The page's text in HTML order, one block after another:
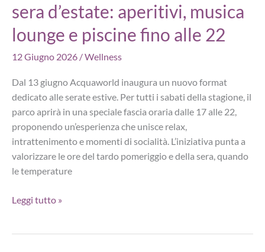
2007:
agevolato
fino
17
luglio
sera d’estate: aperitivi, musica
lounge e piscine fino alle 22
12 Giugno 2026 /Wellness
Dal 13 giugno Acquaworld inaugura un nuovo format
dedicato alle serate estive. Per tutti i sabati della stagione, il
parco aprirà in una speciale fascia oraria dalle 17 alle 22,
proponendo un’esperienza che unisce relax,
intrattenimento e momenti di socialità. L’iniziativa punta a
valorizzare le ore del tardo pomeriggio e della sera, quando
le temperature
Acquaworld
Leggi tutto »